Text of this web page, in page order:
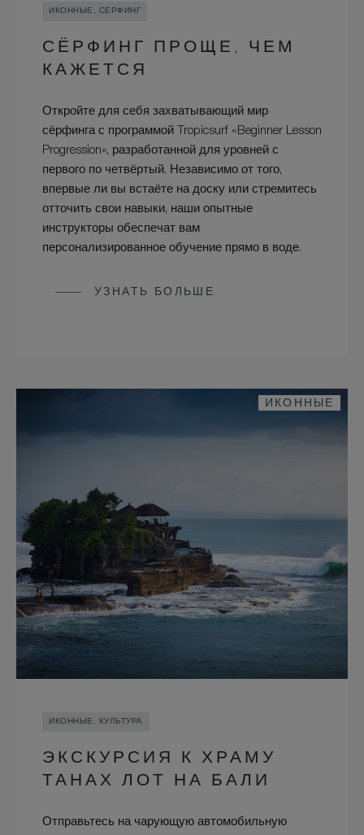
ИКОННЫЕ, СЕРФИНГ
СЁРФИНГ ПРОЩЕ, ЧЕМ
КАЖЕТСЯ
Откройте для себя захватывающий мир
сёрфинга с программой Tropicsurf «Beginner Lesson
Progression», разработанной для уровней с
первого по четвёртый. Независимо от того,
впервые ли вы встаёте на доску или стремитесь
отточить свои навыки, наши опытные
инструкторы обеспечат вам
персонализированное обучение прямо в воде.
УЗНАТЬ БОЛЬШЕ
ИКОННЫЕ
ИКОННЫЕ, КУЛЬТУРА
ЭКСКУРСИЯ К ХРАМУ
ТАНАХ ЛОТ НА БАЛИ
Отправьтесь на чарующую автомобильную